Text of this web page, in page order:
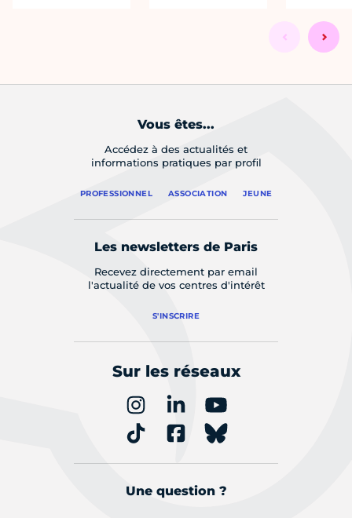
Vous êtes...
Accédez à des actualités et
informations pratiques par profil
PROFESSIONNEL ASSOCIATION JEUNE
Les newsletters de Paris
Recevez directement par email
l'actualité de vos centres d'intérêt
S'INSCRIRE
Sur les réseaux
Une question ?